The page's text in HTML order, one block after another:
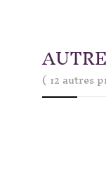
( 12 autres